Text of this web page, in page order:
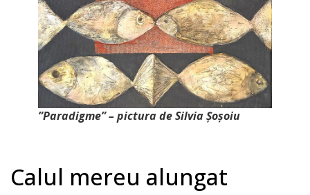
”Paradigme” – pictura de Silvia Șoșoiu
Calul mereu alungat